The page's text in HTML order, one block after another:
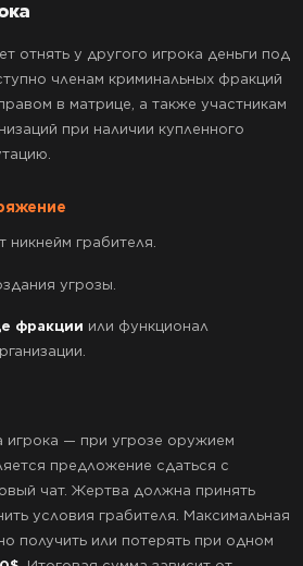
отнять у другого игрока деньги под
членам криминальных фракций
в матрице, а также участникам
при наличии купленного
никнейм грабителя.
угрозы.
фракции или функционал
игрока — при угрозе оружием
предложение сдаться с
чат. Жертва должна принять
условия грабителя. Максимальная
получить или потерять при одном